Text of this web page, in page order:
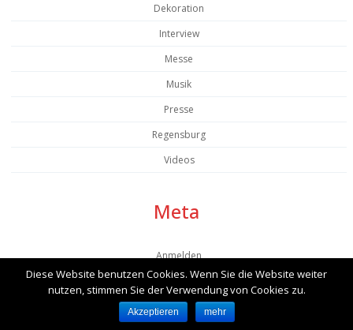
Dekoration
Interview
Messe
Musik
Presse
Regensburg
Videos
Meta
Anmelden
Beitrags-Feed (RSS
Kommentare alsRSS
Diese Website benutzen Cookies. Wenn Sie die Website weiter
nutzen, stimmen Sie der Verwendung von Cookies zu.
Akzeptieren mehr